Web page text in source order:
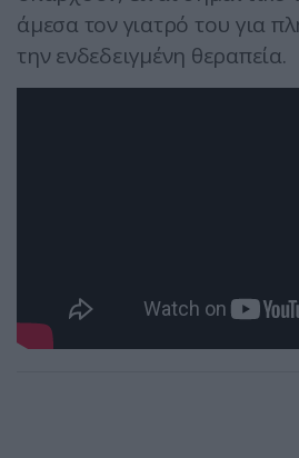
άμεσα τον γιατρό του για
την ενδεδειγμένη θεραπεία.